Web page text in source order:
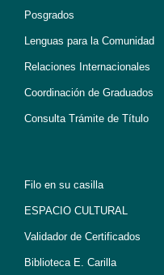
Posgrados
Lenguas para la Comunidad
Relaciones Internacionales
Coordinación de Graduados
Consulta Trámite de Título
Filo en su casilla
ESPACIO CULTURAL
Validador de Certificados
Biblioteca E. Carilla